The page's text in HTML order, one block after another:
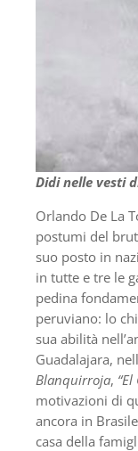
Didi nelle vesti
Orlando De La
postumi del
suo posto in
in tutte e tre le
pedina
peruviano: lo
sua abilità
Guadalajara,
Blanquirroja,
motivazioni di
ancora in
casa della